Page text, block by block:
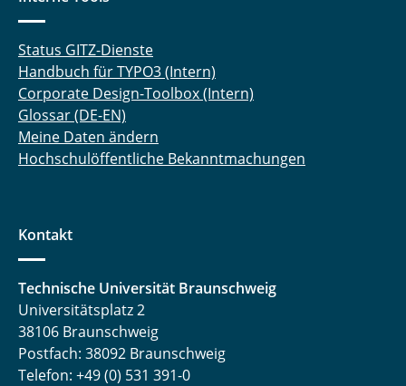
Status GITZ-Dienste
Handbuch für TYPO3 (Intern)
Corporate Design-Toolbox (Intern)
Glossar (DE-EN)
Meine Daten ändern
Hochschulöffentliche Bekanntmachungen
Kontakt
Technische Universität Braunschweig
Universitätsplatz 2
38106 Braunschweig
Postfach: 38092 Braunschweig
Telefon: +49 (0) 531 391-0